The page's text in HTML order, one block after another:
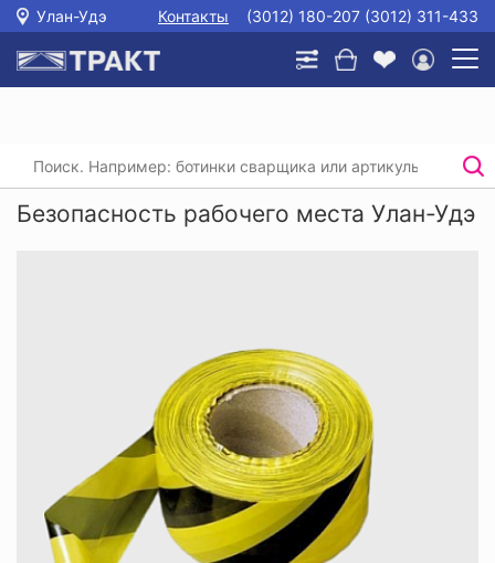
Улан-Удэ Контакты (3012) 180-207 (3012) 311-433
Главная / /
Безопасность рабочего места Улан-Удэ